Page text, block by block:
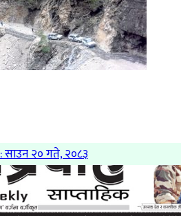
: साउन २० गते, २०८३